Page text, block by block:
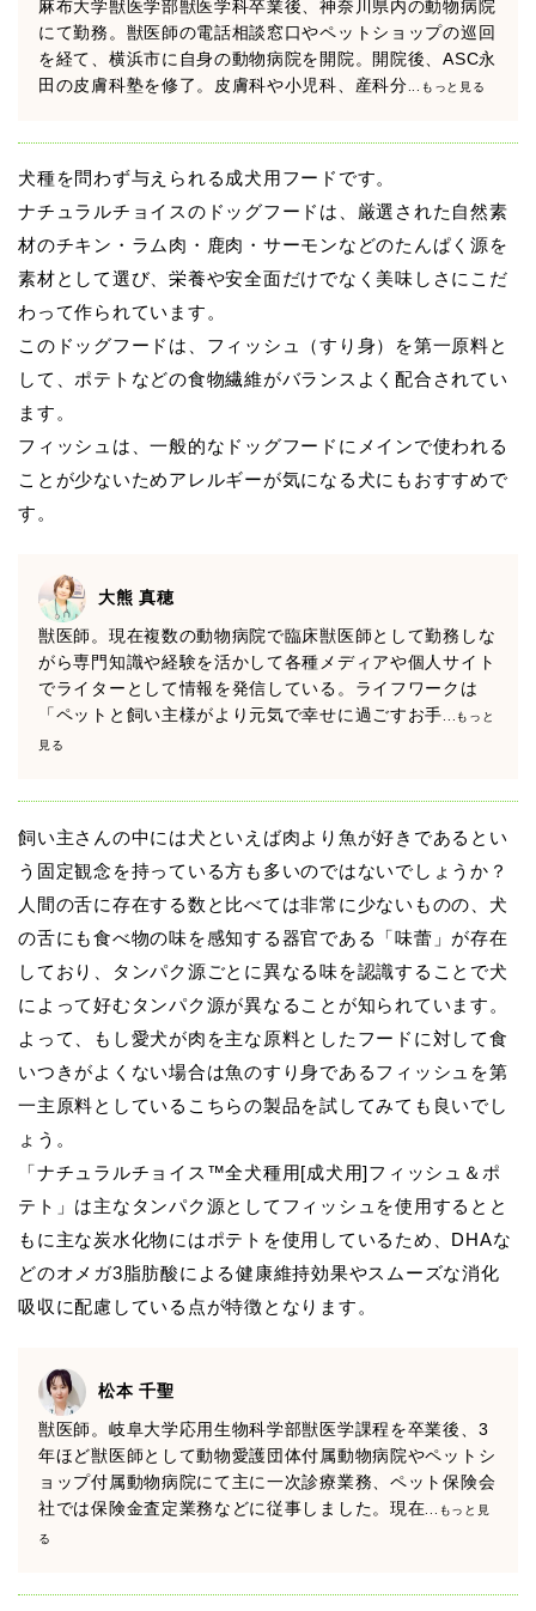
麻布大学獣医学部獣医学科卒業後、神奈川県内の動物病院
にて勤務。獣医師の電話相談窓口やペットショップの巡回
を経て、横浜市に自身の動物病院を開院。開院後、ASC永
田の皮膚科塾を修了。皮膚科や小児科、産科分 ...もっと見る
犬種を問わず与えられる成犬用フードです。
ナチュラルチョイスのドッグフードは、厳選された自然素
材のチキン・ラム肉・鹿肉・サーモンなどのたんぱく源を
素材として選び、栄養や安全面だけでなく美味しさにこだ
わって作られています。
このドッグフードは、フィッシュ（すり身）を第一原料と
して、ポテトなどの食物繊維がバランスよく配合されてい
ます。
フィッシュは、一般的なドッグフードにメインで使われる
ことが少ないためアレルギーが気になる犬にもおすすめで
す。
大熊 真穂
獣医師。現在複数の動物病院で臨床獣医師として勤務しな
がら専門知識や経験を活かして各種メディアや個人サイト
でライターとして情報を発信している。ライフワークは
「ペットと飼い主様がより元気で幸せに過ごすお手...もっと
見る
飼い主さんの中には犬といえば肉より魚が好きであるとい
う固定観念を持っている方も多いのではないでしょうか？
人間の舌に存在する数と比べては非常に少ないものの、犬
の舌にも食べ物の味を感知する器官である「味蕾」が存在
しており、タンパク源ごとに異なる味を認識することで犬
によって好むタンパク源が異なることが知られています。
よって、もし愛犬が肉を主な原料としたフードに対して食
いつきがよくない場合は魚のすり身であるフィッシュを第
一主原料としているこちらの製品を試してみても良いでし
ょう。
「ナチュラルチョイス™全犬種用[成犬用]フィッシュ＆ポ
テト」は主なタンパク源としてフィッシュを使用するとと
もに主な炭水化物にはポテトを使用しているため、DHAな
どのオメガ3脂肪酸による健康維持効果やスムーズな消化
吸収に配慮している点が特徴となります。
松本 千聖
獣医師。岐阜大学応用生物科学部獣医学課程を卒業後、3
年ほど獣医師として動物愛護団体付属動物病院やペットシ
ョップ付属動物病院にて主に一次診療業務、ペット保険会
社では保険金査定業務などに従事しました。現在 ...もっと見
る